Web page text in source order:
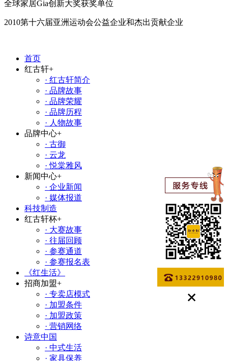
全球家居Gia创新大奖获奖单位
2010第十六届亚洲运动会公益企业和杰出贡献企业
首页
红古轩+
· 红古轩简介
· 品牌故事
· 品牌荣耀
· 品牌历程
· 人物故事
品牌中心+
· 古御
· 云龙
· 悦棠雅风
新闻中心+
· 企业新闻
· 媒体报道
科技制造
红古轩杯+
· 大赛故事
· 往届回顾
· 参赛通道
· 参赛报名表
《红生活》
招商加盟+
· 专卖店模式
· 加盟条件
· 加盟政策
· 营销网络
诗意中国
· 中式生活
· 家具保养